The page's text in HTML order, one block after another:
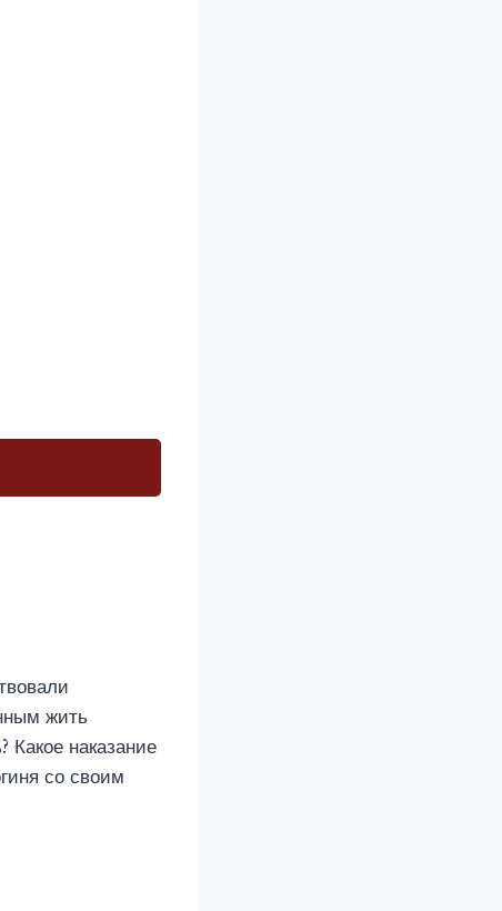
жить
Какое наказание
со своим